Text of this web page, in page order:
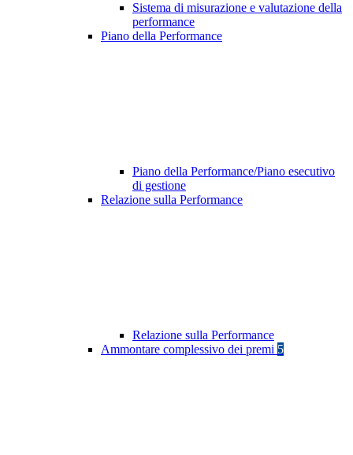
Sistema di misurazione e valutazione della
performance
Piano della Performance
Piano della Performance/Piano esecutivo
di gestione
Relazione sulla Performance
Relazione sulla Performance
Ammontare complessivo dei premi 5